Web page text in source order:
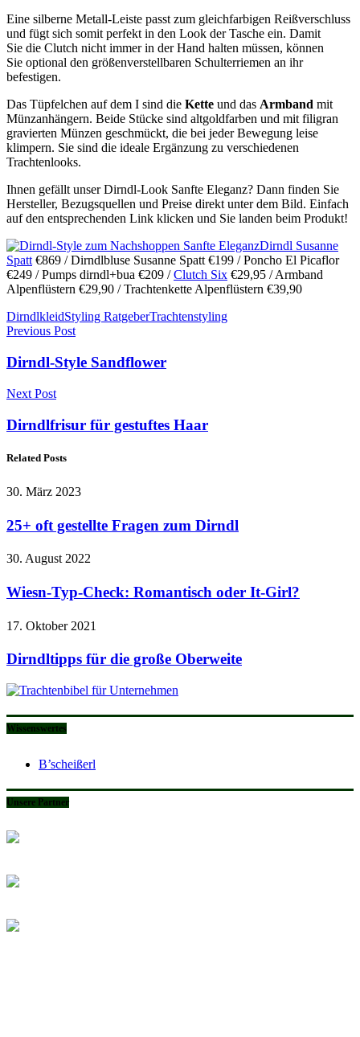
Eine silberne Metall-Leiste passt zum gleichfarbigen Reißverschluss
und fügt sich somit perfekt in den Look der Tasche ein. Damit
Sie die Clutch nicht immer in der Hand halten müssen, können
Sie optional den größenverstellbaren Schulterriemen an ihr
befestigen.
Das Tüpfelchen auf dem I sind die Kette und das Armband mit
Münzanhängern. Beide Stücke sind altgoldfarben und mit filigran
gravierten Münzen geschmückt, die bei jeder Bewegung leise
klimpern. Sie sind die ideale Ergänzung zu verschiedenen
Trachtenlooks.
Ihnen gefällt unser Dirndl-Look Sanfte Eleganz? Dann finden Sie
Hersteller, Bezugsquellen und Preise direkt unter dem Bild. Einfach
auf den entsprechenden Link klicken und Sie landen beim Produkt!
Dirndl Susanne
Spatt €869 / Dirndlbluse Susanne Spatt €199 / Poncho El Picaflor
€249 / Pumps dirndl+bua €209 /Clutch Six €29,95 / Armband
Alpenflüstern €29,90 / Trachtenkette Alpenflüstern €39,90
DirndlkleidStyling RatgeberTrachtenstyling
Previous Post
Dirndl-Style Sandflower
Next Post
Dirndlfrisur für gestuftes Haar
Related Posts
30. März 2023
25+ oft gestellte Fragen zum Dirndl
30. August 2022
Wiesn-Typ-Check: Romantisch oder It-Girl?
17. Oktober 2021
Dirndltipps für die große Oberweite
Wissenswertes
B’scheißerl
Unsere Partner